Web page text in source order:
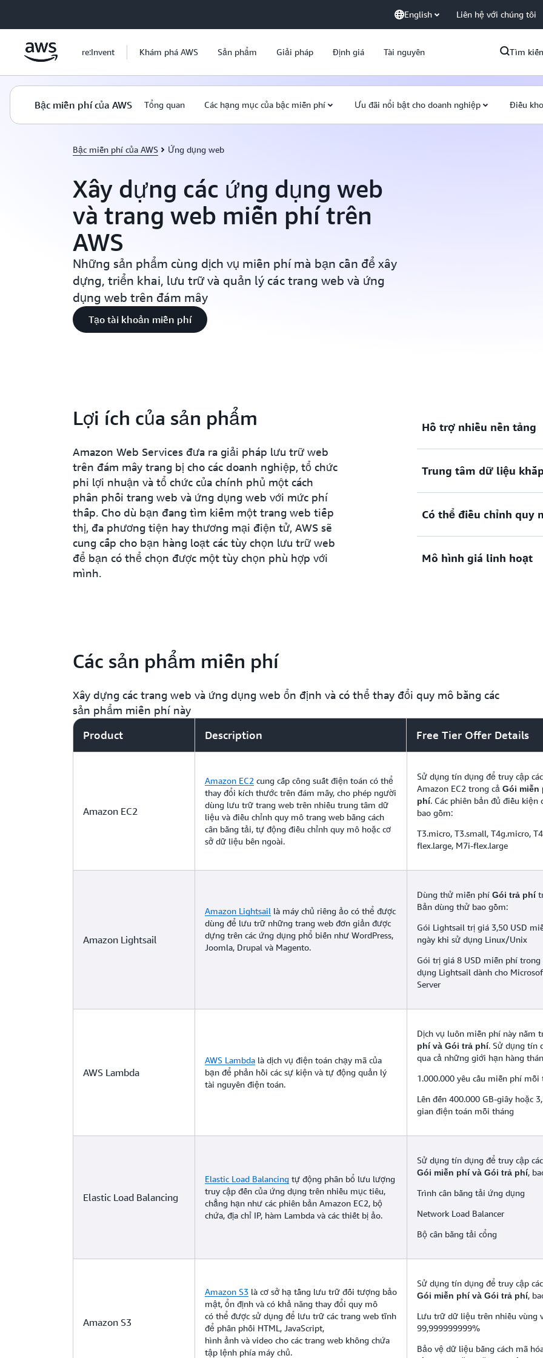
English Liên hệ với chúng tôi
re:Invent Khám phá AWS Sản phẩm Giải pháp Định giá Tài nguyên Tìm
Bậc miễn phí của AWS Tổng quan Các hạng mục của bậc miễn phí Ưu đãi nổi bật cho doanh nghiệp Điều
Bậc miễn phí của AWS Ứng dụng web
Xây dựng các ứng dụng web
và trang web miễn phí trên
AWS
Những sản phẩm cùng dịch vụ miễn phí mà bạn cần để xây
dựng, triển khai, lưu trữ và quản lý các trang web và ứng
dụng web trên đám mây
Tạo tài khoản miễn phí
Lợi ích của sản phẩm
Amazon Web Services đưa ra giải pháp lưu trữ web
trên đám mây trang bị cho các doanh nghiệp, tổ chức
phi lợi nhuận và tổ chức của chính phủ một cách
phân phối trang web và ứng dụng web với mức phí
thấp. Cho dù bạn đang tìm kiếm một trang web tiếp
thị, đa phương tiện hay thương mại điện tử, AWS sẽ
cung cấp cho bạn hàng loạt các tùy chọn lưu trữ web
để bạn có thể chọn được một tùy chọn phù hợp với
mình.
Hỗ trợ nhiều nền tảng
Với AWS, bạn có thể sử
Trung tâm dữ liệu
Khách hàng của bạn có
Có thể điều chỉnh quy
Lưu lượng truy cập trang
Mô hình giá linh hoạt
Các sản phẩm miễn phí
Xây dựng các trang web và ứng dụng web ổn định và có thể thay đổi quy mô bằng các
sản phẩm miễn phí này
Product
Description Free Tier Offer Details
Amazon EC2
Amazon EC2 cung cấp công suất điện toán có thể
thay đổi kích thước trên đám mây, cho phép người
dùng lưu trữ trang web trên nhiều trung tâm dữ
liệu và điều chỉnh quy mô trang web bằng cách
cân bằng tải, tự động điều chỉnh quy mô hoặc cơ
sở dữ liệu bên ngoài.
Sử dụng tín dụng để truy cập
Amazon EC2 trong cả Gói miễn
phí. Các phiên bản đủ điều kiện
bao gồm:
T3.micro, T3.small, T4g.micro,
flex.large, M7i-flex.large
Amazon Lightsail
Amazon Lightsail là máy chủ riêng ảo có thể được
dùng để lưu trữ những trang web đơn giản được
dựng trên các ứng dụng phổ biến như WordPress,
Joomla, Drupal và Magento.
Dùng thử miễn phí Gói trả phí
Bản dùng thử bao gồm:
Gói Lightsail trị giá 3,50 USD
ngày khi sử dụng Linux/Unix
Gói trị giá 8 USD miễn phí
dụng Lightsail dành cho
Server
AWS Lambda
AWS Lambda là dịch vụ điện toán chạy mã của
bạn để phản hồi các sự kiện và tự động quản lý
tài nguyên điện toán.
Dịch vụ luôn miễn phí này nằm
phí và Gói trả phí. Sử dụng tín
qua cả những giới hạn hàng
1.000.000 yêu cầu miễn phí mỗi
Lên đến 400.000 GB-giây hoặc
gian điện toán mỗi tháng
Elastic Load Balancing
Elastic Load Balancing tự động phân bổ lưu lượng
truy cập đến của ứng dụng trên nhiều mục tiêu,
chẳng hạn như các phiên bản Amazon EC2, bộ
chứa, địa chỉ IP, hàm Lambda và các thiết bị ảo.
Sử dụng tín dụng để truy cập
Gói miễn phí và Gói trả phí,
Trình cân bằng tải ứng dụng
Network Load Balancer
Bộ cân bằng tải cổng
Amazon S3
Amazon S3 là cơ sở hạ tầng lưu trữ đối tượng bảo
mật, ổn định và có khả năng thay đổi quy mô
có thể được sử dụng để lưu trữ các trang web tĩnh
để phân phối HTML, JavaScript,
hình ảnh và video cho các trang web không chứa
tập lệnh phía máy chủ.
Sử dụng tín dụng để truy cập
Gói miễn phí và Gói trả phí,
Lưu trữ dữ liệu trên nhiều vùng
99,999999999%
Bảo vệ dữ liệu bằng cách mã